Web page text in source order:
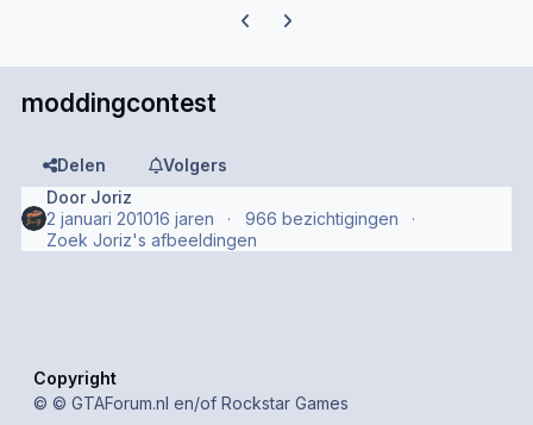
Previous carousel slide
Next carousel slide
moddingcontest
Delen
Volgers
Door Joriz
2 januari 201016 jaren
966 bezichtigingen
Zoek Joriz's afbeeldingen
Copyright
© © GTAForum.nl en/of Rockstar Games